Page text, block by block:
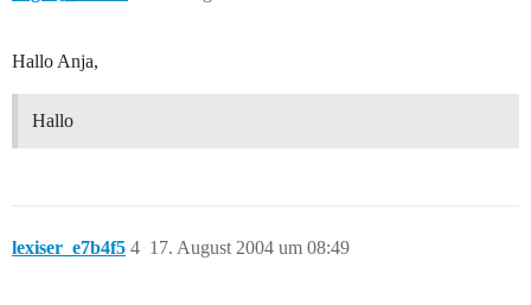
Hallo Anja,
Hallo
lexiser_e7b4f5 17. August 2004 um 08:49
4